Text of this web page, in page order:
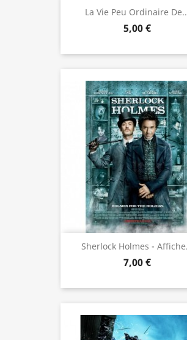
La Vie Peu Ordinaire
5,00 €
Sherlock Holmes -
7,00 €